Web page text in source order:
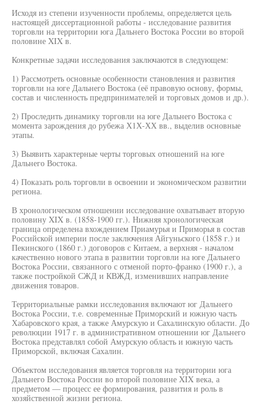
Исходя из степени изученности проблемы, определяется цель
настоящей диссертационной работы - исследование развития
торговли на территории юга Дальнего Востока России во второй
половине XIX в.
Конкретные задачи исследования заключаются в следующем:
1) Рассмотреть основные особенности становления и развития
торговли на юге Дальнего Востока (её правовую основу, формы,
состав и численность предпринимателей и торговых домов и др.).
2) Проследить динамику торговли на юге Дальнего Востока с
момента зарождения до рубежа Х1Х-ХХ вв., выделив основные
этапы.
3) Выявить характерные черты торговых отношений на юге
Дальнего Востока.
4) Показать роль торговли в освоении и экономическом развитии
региона.
В хронологическом отношении исследование охватывает вторую
половину XIX в. (1858-1900 гг.). Нижняя хронологическая
граница определена вхождением Приамурья и Приморья в состав
Российской империи после заключения Айгуньского (1858 г.) и
Пекинского (1860 г.) договоров с Китаем, а верхняя - началом
качественно нового этапа в развитии торговли на юге Дальнего
Востока России, связанного с отменой порто-франко (1900 г.), а
также постройкой СЖД и КВЖД, изменивших направление
движения товаров.
Территориальные рамки исследования включают юг Дальнего
Востока России, т.е. современные Приморский и южную часть
Хабаровского края, а также Амурскую и Сахалинскую области. До
революции 1917 г. в административном отношении юг Дальнего
Востока представлял собой Амурскую область и южную часть
Приморской, включая Сахалин.
Объектом исследования является торговля на территории юга
Дальнего Востока России во второй половине XIX века, а
предметом — процесс ее формирования, развития и роль в
хозяйственной жизни региона.